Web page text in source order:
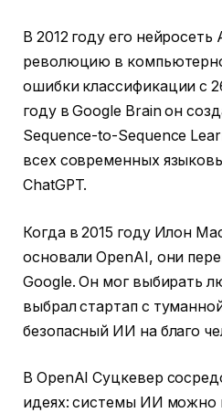
В 2012 году его нейросеть
революцию в
ошибки классификации с
году в Google Brain он
Sequence-to-Sequence
всех современных
ChatGPT.
Когда в 2015 году Илон
основали OpenAI, они
Google. Он мог выбирать
выбрал стартап с
безопасный ИИ на благо
В OpenAI Суцкевер
идеях: системы ИИ можно